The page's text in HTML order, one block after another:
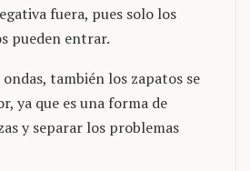
fuera, pues solo los
pueden entrar.
también los zapatos se
ya que es una forma de
y separar los problemas